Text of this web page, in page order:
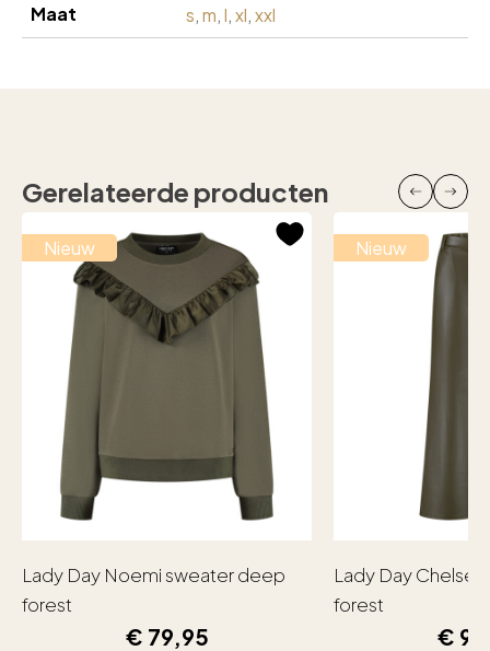
Maat s,m,l,xl,xxl
Gerelateerde producten
Nieuw
Lady Day Noemi sweater deep
forest
€ 79,95
Nieuw
Lady Day
forest
€